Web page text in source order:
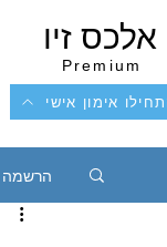
אלכס זיו
Premium
אימון אישי
הרשמה